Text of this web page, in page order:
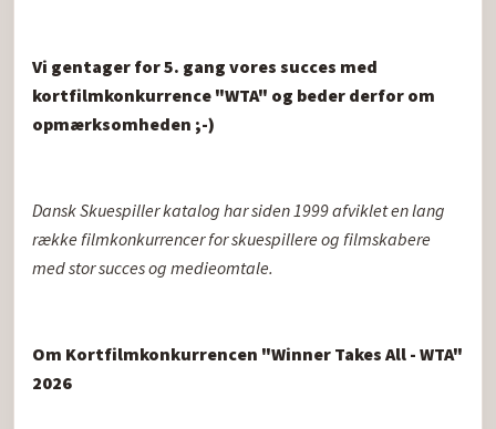
Vi gentager for 5. gang vores succes med
kortfilmkonkurrence "WTA" og beder derfor om
opmærksomheden ;-)
Dansk Skuespiller katalog har siden 1999 afviklet en lang
række filmkonkurrencer for skuespillere og filmskabere
med stor succes og medieomtale.
Om Kortfilmkonkurrencen "Winner Takes All - WTA"
2026